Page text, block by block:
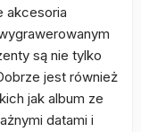
akcesoria
są nie tylko
jest również
jak album ze
datami i